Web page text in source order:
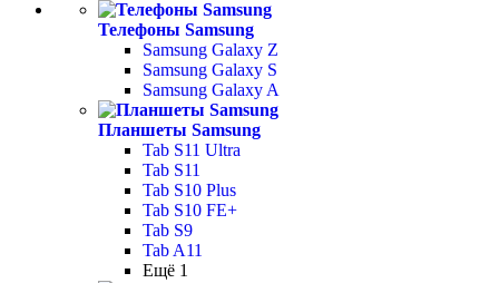
Телефоны Samsung
Samsung Galaxy Z
Samsung Galaxy S
Samsung Galaxy A
Планшеты Samsung
Tab S11 Ultra
Tab S11
Tab S10 Plus
Tab S10 FE+
Tab S9
Tab A11
Ещё 1